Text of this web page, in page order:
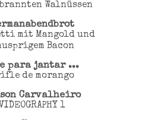
Walnüssen
mit Mangold und
Bacon
para jantar ...
de morango
Carvalheiro
VIDEOGRAPHY 1